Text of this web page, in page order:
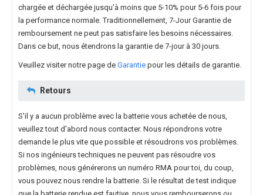
chargée et déchargée jusqu'à moins que 5-10% pour 5-6 fois pour
la performance normale. Traditionnellement, 7-Jour Garantie de
remboursement ne peut pas satisfaire les besoins nécessaires.
Dans ce but, nous étendrons la garantie de 7-jour à 30 jours.
Veuillez visiter notre page de Garantie pour les détails de garantie.
Retours
S'il y a aucun problème avec la batterie vous achetée de nous,
veuillez tout d'abord nous contacter. Nous répondrons votre
demande le plus vite que possible et résoudrons vos problèmes.
Si nos ingénieurs techniques ne peuvent pas résoudre vos
problèmes, nous générerons un numéro RMA pour toi, du coup,
vous pouvez nous rendre la batterie. Si le résultat de test indique